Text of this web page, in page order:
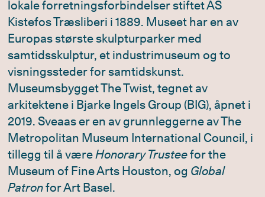
lokale forretningsforbindelser stiftet AS
Kistefos Træsliberi i 1889. Museet har en av
Europas største skulpturparker med
samtidsskulptur, et industrimuseum og to
visningssteder for samtidskunst.
Museumsbygget The Twist, tegnet av
arkitektene i Bjarke Ingels Group (BIG), åpnet i
2019. Sveaas er en av grunnleggerne av The
Metropolitan Museum International Council, i
tillegg til å væreHonorary Trusteefor the
Museum of Fine Arts Houston, og Global
Patronfor Art Basel.